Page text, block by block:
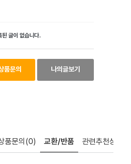
된 글이 없습니다.
품문의 나의글보기
품문의 (0) 교환/반품 관련추천상품